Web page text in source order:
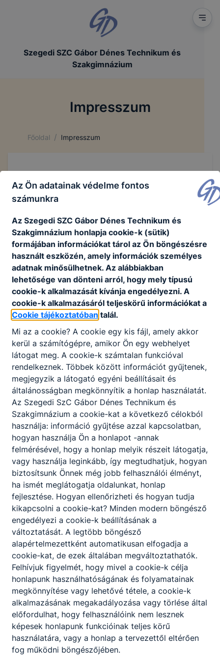
Szegedi SZC Gábor Dénes Technikum és
Szakgimnázium
Impresszum
Főoldal / Impresszum
Név: Szegedi Szakképzési Centrum
Postai levelezési cím:6725 Szeged, Kálvária
sgt. 84-86.
OM azonosító: 203052
Adószám: 15832142-02-06
E-mail cím:foigazgato@szakkepzesszeged.hu
Telefonszám:+36 62 554 560
Partnereink
Az Ön adatainak védelme fontos
számunkra
Az Szegedi SZC Gábor Dénes Technikum és
Szakgimnázium honlapja cookie-k (sütik)
formájában információkat tárol az Ön böngészésre
használt eszközén, amely információk személyes
adatnak minősülhetnek. Az alábbiakban
lehetősége van dönteni arról, hogy mely típusú
cookie-k alkalmazását kívánja engedélyezni. A
cookie-k alkalmazásáról teljeskörű információkat a
Cookie tájékoztatóban talál.
Mi az a cookie? A cookie egy kis fájl, amely akkor
kerül a számítógépre, amikor Ön egy webhelyet
látogat meg. A cookie-k számtalan funkcióval
rendelkeznek. Többek között információt gyűjtenek,
megjegyzik a látogató egyéni beállításait és
általánosságban megkönnyítik a honlap használatát.
Az Szegedi SzC Gábor Dénes Technikum és
Szakgimnázium a cookie-kat a következő célokból
használja: információ gyűjtése azzal kapcsolatban,
hogyan használja Ön a honlapot -annak
felmérésével, hogy a honlap melyik részeit látogatja,
vagy használja leginkább, így megtudhatjuk, hogyan
biztosítsunk Önnek még jobb felhasználói élményt,
ha ismét meglátogatja oldalunkat, honlap
fejlesztése. Hogyan ellenőrizheti és hogyan tudja
kikapcsolni a cookie-kat? Minden modern böngésző
engedélyezi a cookie-k beállításának a
változtatását. A legtöbb böngésző
alapértelmezettként automatikusan elfogadja a
cookie-kat, de ezek általában megváltoztathatók.
Felhívjuk figyelmét, hogy mivel a cookie-k célja
honlapunk használhatóságának és folyamatainak
megkönnyítése vagy lehetővé tétele, a cookie-k
alkalmazásának megakadályozása vagy törlése által
előfordulhat, hogy felhasználóink nem lesznek
képesek honlapunk funkcióinak teljes körű
használatára, vagy a honlap a tervezettől eltérően
fog működni böngészőjében.